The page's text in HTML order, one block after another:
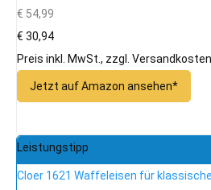
€ 54,99
€ 30,94
Preis inkl. MwSt., zzgl. Versandkosten
Jetzt auf Amazon ansehen*
Leistungstipp
Cloer 1621 Waffeleisen für